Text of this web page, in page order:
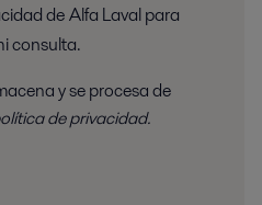
de Alfa Laval para
consulta.
y se procesa de
de privacidad.